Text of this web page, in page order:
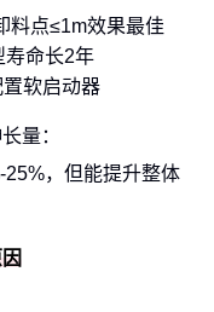
料点≤1m效果最佳
寿命长2年
软启动器
量：
，但能提升整体